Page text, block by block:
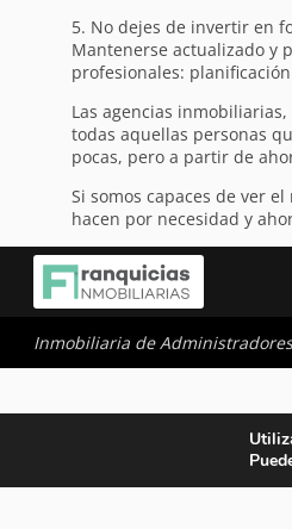
5. No dejes de invertir en
Mantenerse actualizado y
profesionales:
Las agencias
todas aquellas personas
pocas, pero a partir de
Si somos capaces de ver
hacen por necesidad y
Inmobiliaria de